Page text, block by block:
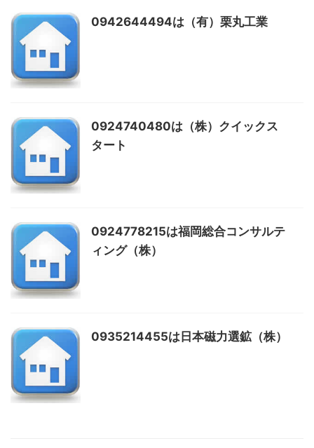
0942644494は（有）栗丸工業
0924740480は（株）クイックス
タート
0924778215は福岡総合コンサルテ
ィング（株）
0935214455は日本磁力選鉱（株）